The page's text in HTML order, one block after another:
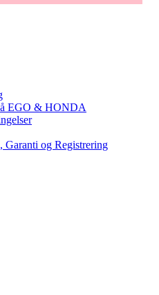
EGO & HONDA
Garanti og Registrering